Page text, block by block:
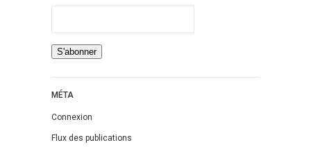
MÉTA
Connexion
Flux des publications